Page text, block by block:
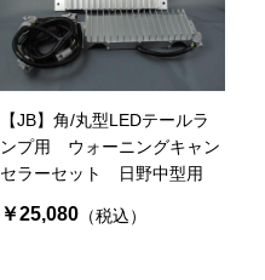
【JB】角/丸型LEDテールラ
ンプ用 ウォーニングキャン
セラーセット 日野中型用
￥25,080（税込）